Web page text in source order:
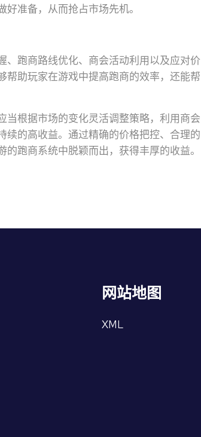
准备，从而抢占市场先机。
、跑商路线优化、商会活动利用以及应对价
助玩家在游戏中提高跑商的效率，还能帮
当根据市场的变化灵活调整策略，利用商会
续的高收益。通过精确的价格把控、合理的
跑商系统中脱颖而出，获得丰厚的收益。
网站地图
XML